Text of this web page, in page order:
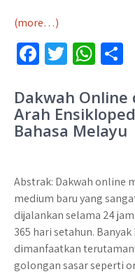
(more…)
Fa
b
o
o
T
tt
er
W
at
sA
p
e
Dakwah Online
Arah
Bahasa Melayu
Abstrak: Dakwah online
medium baru yang
dijalankan selama 24
365 hari setahun.
dimanfaatkan
golongan sasar seperti